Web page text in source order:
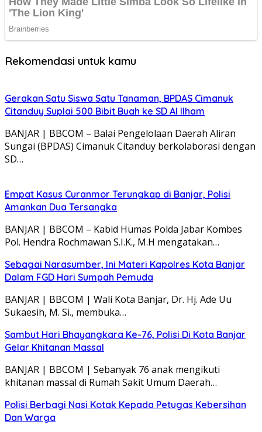
Rekomendasi untuk kamu
Gerakan Satu Siswa Satu Tanaman, BPDAS Cimanuk
Citanduy Suplai 500 Bibit Buah ke SD Al Ilham
BANJAR | BBCOM – Balai Pengelolaan Daerah Aliran
Sungai (BPDAS) Cimanuk Citanduy berkolaborasi dengan
SD…
Empat Kasus Curanmor Terungkap di Banjar, Polisi
Amankan Dua Tersangka
BANJAR | BBCOM – Kabid Humas Polda Jabar Kombes
Pol. Hendra Rochmawan S.I.K., M.H mengatakan…
Sebagai Narasumber, Ini Materi Kapolres Kota Banjar
Dalam FGD Hari Sumpah Pemuda
BANJAR | BBCOM | Wali Kota Banjar, Dr. Hj. Ade Uu
Sukaesih, M. Si., membuka…
Sambut Hari Bhayangkara Ke-76, Polisi Di Kota Banjar
Gelar Khitanan Massal
BANJAR | BBCOM | Sebanyak 76 anak mengikuti
khitanan massal di Rumah Sakit Umum Daerah…
Polisi Berbagi Nasi Kotak Kepada Petugas Kebersihan
Dan Warga